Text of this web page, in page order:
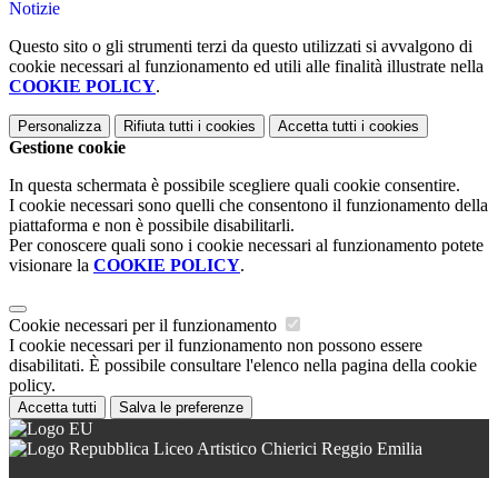
Notizie
Questo sito o gli strumenti terzi da questo utilizzati si avvalgono di
cookie necessari al funzionamento ed utili alle finalità illustrate nella
COOKIE POLICY.
Personalizza Rifiuta tutti i cookies Accetta tutti i cookies
Gestione cookie
In questa schermata è possibile scegliere quali cookie consentire.
I cookie necessari sono quelli che consentono il funzionamento della
piattaforma e non è possibile disabilitarli.
Per conoscere quali sono i cookie necessari al funzionamento potete
visionare la COOKIE POLICY.
Cookie necessari per il funzionamento
I cookie necessari per il funzionamento non possono essere
disabilitati. È possibile consultare l'elenco nella pagina della cookie
policy.
Accetta tutti Salva le preferenze
Liceo Artistico Chierici Reggio Emilia